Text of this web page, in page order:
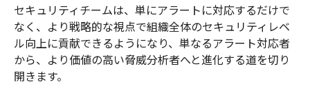
セキュリティチームは、単にアラートに対応するだけで
なく、より戦略的な視点で組織全体のセキュリティレベ
ル向上に貢献できるようになり、単なるアラート対応者
から、より価値の高い脅威分析者へと進化する道を切り
開きます。